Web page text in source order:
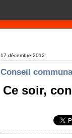
17 décembre 2012
Conseil
Ce soir,